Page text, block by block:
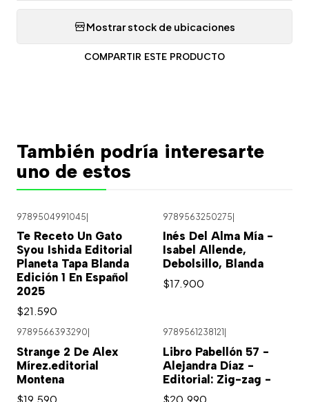
Mostrar stock de ubicaciones
COMPARTIR ESTE PRODUCTO
También podría interesarte
uno de estos
9789504991045
Te Receto Un Gato
Syou Ishida Editorial
Planeta Tapa Blanda
Edición 1 En Español
2025
$21.590
9789563250275
Inés Del Alma Mía -
Isabel Allende,
Debolsillo, Blanda
$17.900
9789566393290
Strange 2 De Alex
Mírez.editorial
Montena
$19.590
9789561238121
Libro Pabellón 57 -
Alejandra Díaz -
Editorial: Zig-zag -
$20.990